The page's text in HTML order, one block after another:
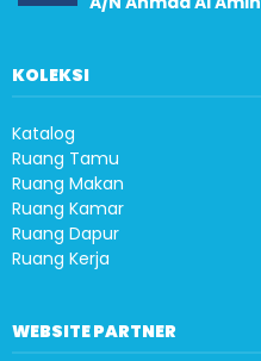
KOLEKSI
Katalog
Ruang Tamu
Ruang Makan
Ruang Kamar
Ruang Dapur
Ruang Kerja
WEBSITE PARTNER